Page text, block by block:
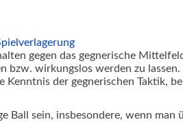
gegen das gegnerische
wirkungslos werden zu
der gegnerischen Taktik,
Ball sein, insbesondere, wenn